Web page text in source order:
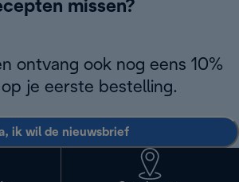
missen?
ontvang ook nog eens 10%
je eerste bestelling.
ik wil de nieuwsbrief